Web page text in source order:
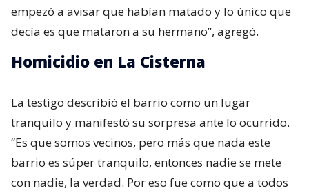
empezó a avisar que habían matado y lo único que
decía es que mataron a su hermano”, agregó.
Homicidio en La Cisterna
La testigo describió el barrio como un lugar
tranquilo y manifestó su sorpresa ante lo ocurrido.
“Es que somos vecinos, pero más que nada este
barrio es súper tranquilo, entonces nadie se mete
con nadie, la verdad. Por eso fue como que a todos